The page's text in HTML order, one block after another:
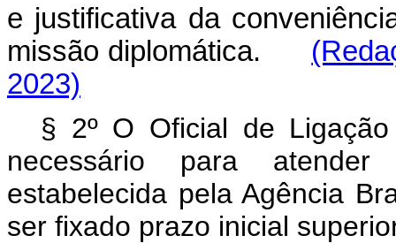
e justificativa da
missão diplomática.
2023)
§ 2º O Oficial de
necessário para
estabelecida pela Agência
ser fixado prazo inicial